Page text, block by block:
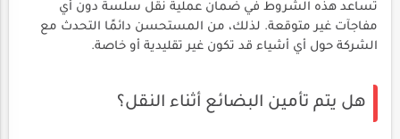
تساعد هذه الشروط في ضمان عملية نقل سلسة دون أي
مفاجآت غير متوقعة. لذلك، من المستحسن دائمًا التحدث مع
الشركة حول أي أشياء قد تكون غير تقليدية أو خاصة.
هل يتم تأمين البضائع أثناء النقل؟